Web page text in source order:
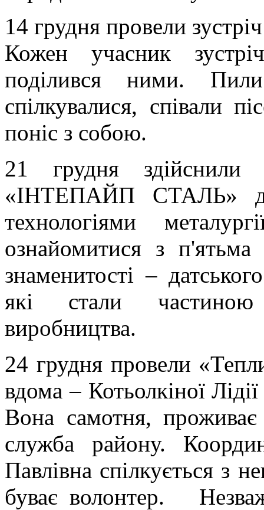
14 грудня провели
Кожен учасник
поділився ними.
спілкувалися, співали
поніс з собою.
21 грудня
«ІНТЕПАЙП СТАЛЬ» де
технологіями
ознайомитися з п'ятьма
знаменитості –
які стали частиною
виробництва.
24 грудня провели
вдома – Котьолкіної
Вона самотня, проживає
служба району.
Павлівна спілкується з
буває волонтер.